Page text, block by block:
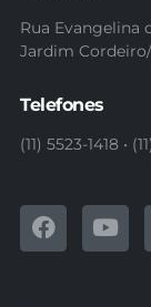
Rua Evangelina
Jardim
Telefones
(11) 5523-1418 •